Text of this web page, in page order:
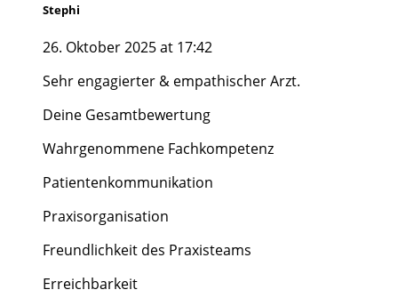
Stephi
26. Oktober 2025 at 17:42
Sehr engagierter & empathischer Arzt.
Deine Gesamtbewertung
Wahrgenommene Fachkompetenz
Patientenkommunikation
Praxisorganisation
Freundlichkeit des Praxisteams
Erreichbarkeit